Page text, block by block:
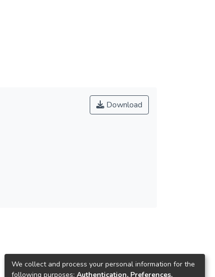
Download
We collect and process your personal information for the
following purposes: Authentication, Preferences,